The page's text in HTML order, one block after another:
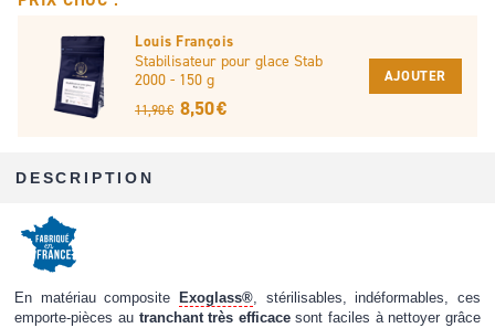
Louis François
Stabilisateur pour glace Stab
2000 - 150 g
11,90 € 8,50 €
AJOUTER
DESCRIPTION
En matériau composite Exoglass®, stérilisables, indéformables, ces
emporte-pièces au tranchant très efficacesont faciles à nettoyer grâce